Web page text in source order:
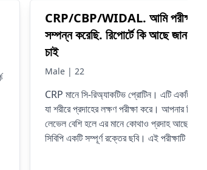
CRP/CBP/WIDAL. আমি পরীক্ষা
সম্পন্ন করেছি. রিপোর্টে কি আছে জানতে
চাই
Male | 22
CRP মানে সি-রিঅ্যাকটিভ প্রোটিন। এটি একটি
যা শরীরে প্রদাহের লক্ষণ পরীক্ষা করে। আপনার
লেভেল বেশি হলে এর মানে কোথাও প্রদাহ আছে।
সিবিপি একটি সম্পূর্ণ রক্তের ছবি। এই পরীক্ষাটি